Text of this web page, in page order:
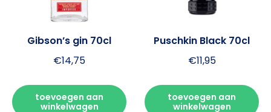
Gibson’s gin 70cl
€14,75
toevoegen aan
winkelwagen
Puschkin Black 70cl
€11,95
toevoegen aan
winkelwagen